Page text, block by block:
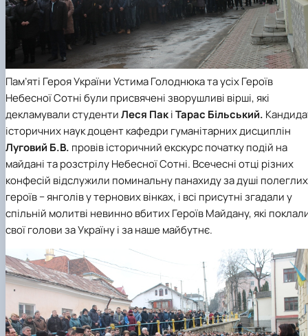
Пам’яті Героя України Устима Голоднюка та усіх Героїв
Небесної Сотні були присвячені зворушливі вірші, які
декламували студентиЛеся ПакіТарас Більський.
історичних наук доцент кафедри гуманітарних дисциплін
Луговий Б.В. провів історичний екскурс початку подій на
майдані та розстрілу Небесної Сотні. Всечесні отці різних
конфесій відслужили поминальну панахиду за душі полеглих
героїв − янголів у тернових вінках, і всі присутні згадали у
спільній молитві невинно вбитих Героїв Майдану, які
свої голови за Україну і за наше майбутнє.